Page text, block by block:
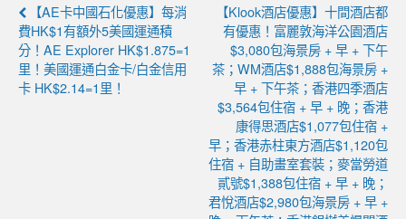
【AE卡中國石化優惠】每消
費HK$1有額外5美國運通積
分！AE Explorer HK$1.875=1
里！美國運通白金卡/白金信用
卡 HK$2.14=1里！
【Klook酒店優惠】十間酒店都
有優惠！富麗敦海洋公園酒店
$3,080包海景房 + 早 + 下午
茶；WM酒店$1,888包海景房 +
早 + 下午茶；香港四季酒店
$3,564包住宿 + 早 + 晚；香港
康得思酒店$1,077包住宿 +
早；香港赤柱東方酒店$1,120包
住宿 + 自助畫室套裝；麥當勞道
貳號$1,388包住宿 + 早 + 晚；
君悅酒店$2,980包海景房 + 早 +